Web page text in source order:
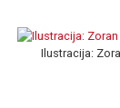
Ilustracija: